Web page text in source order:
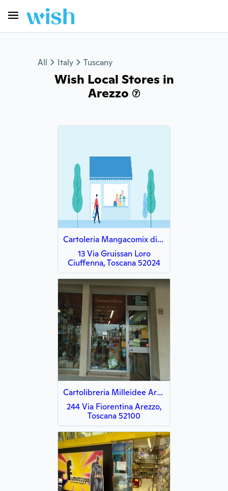
All Italy Tuscany
Wish Local Stores in
Arezzo (7)
Cartoleria Mangacomix di Formisano Francesca
13 Via Gruissan Loro
Ciuffenna, Toscana 52024
Cartolibreria Milleidee Arezzo - DHL service point
244 Via Fiorentina Arezzo,
Toscana 52100